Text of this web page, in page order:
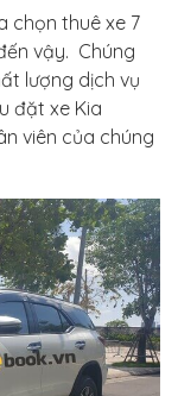
chọn thuê xe 7
vậy. Chúng
lượng dịch vụ
đặt xe Kia
viên của chúng